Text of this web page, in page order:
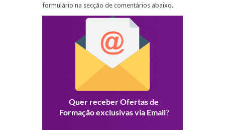
formulário na secção de comentários abaixo.